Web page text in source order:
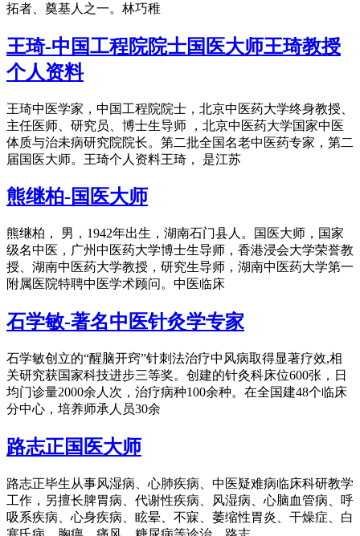
拓者、奠基人之一。林巧稚
王琦-中国工程院院士国医大师王琦教授
个人资料
王琦中医学家，中国工程院院士，北京中医药大学终身教授、
主任医师、研究员、博士生导师 ，北京中医药大学国家中医
体质与治未病研究院院长。第二批全国名老中医药专家，第二
届国医大师。王琦个人资料王琦， 是江苏
熊继柏-国医大师
熊继柏， 男，1942年出生，湖南石门县人。国医大师，国家
级名中医，广州中医药大学博士生导师，香港浸会大学荣誉教
授、湖南中医药大学教授，研究生导师，湖南中医药大学第一
附属医院特聘中医学术顾问。中医临床
石学敏-著名中医针灸学专家
石学敏创立的“醒脑开窍”针刺法治疗中风病取得显著疗效,相
关研究获国家科技进步三等奖。创建的针灸科床位600张，日
均门诊量2000余人次，治疗病种100余种。在全国建48个临床
分中心，培养师承人员30余
路志正国医大师
路志正毕生从事风湿病、心肺疾病、中医疑难病临床科研教学
工作，另擅长脾胃病、代谢性疾病、风湿病、心脑血管病、呼
吸系疾病、心身疾病、眩晕、不寐、萎缩性胃炎、干燥症、白